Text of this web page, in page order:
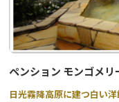
ペンション モンゴメリ
日光霧降高原に建つ白い